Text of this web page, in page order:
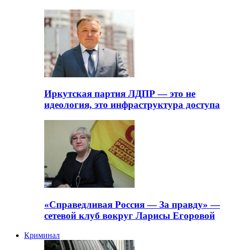
Иркутская партия ЛДПР — это не
идеология, это инфраструктура доступа
«Справедливая Россия — За правду» —
сетевой клуб вокруг Ларисы Егоровой
Криминал